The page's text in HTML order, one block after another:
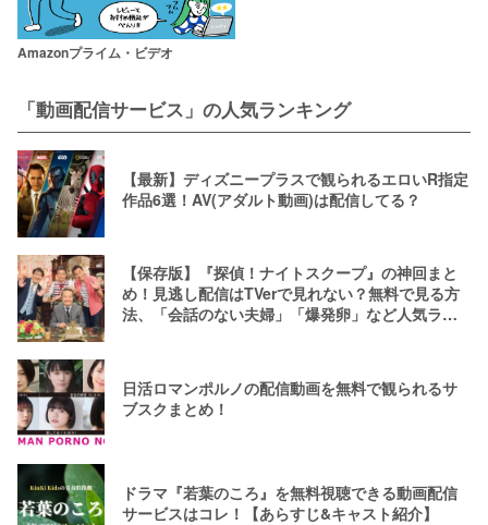
Amazonプライム・ビデオ
「動画配信サービス」の人気ランキング
【最新】ディズニープラスで観られるエロいR指定
作品6選！AV(アダルト動画)は配信してる？
【保存版】『探偵！ナイトスクープ』の神回まと
め！見逃し配信はTVerで見れない？無料で見る方
法、「会話のない夫婦」「爆発卵」など人気ラン
日活ロマンポルノの配信動画を無料で観られるサ
ブスクまとめ！
ドラマ『若葉のころ』を無料視聴できる動画配信
サービスはコレ！【あらすじ&キャスト紹介】